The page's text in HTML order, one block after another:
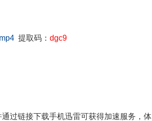
提取码： dgc9
过链接下载手机迅雷可获得加速服务，体